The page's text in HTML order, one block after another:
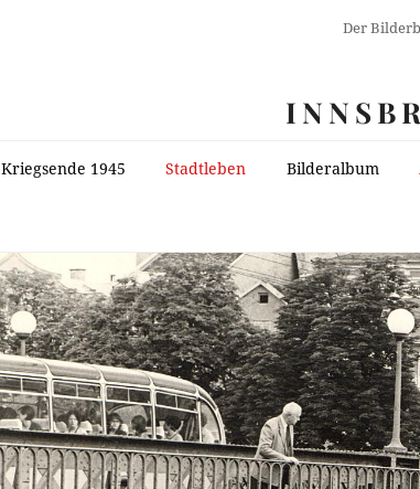
Der
Kriegsende 1945 Stadtleben Bilderalbum